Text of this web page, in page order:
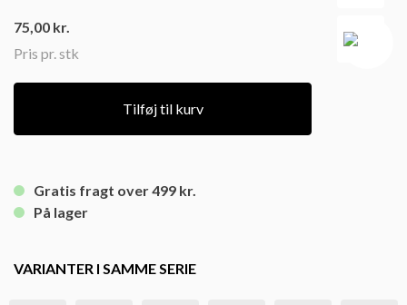
Pris pr. stk
75,00 kr.
Tilføj til kurv
Gratis fragt over 499 kr.
På lager
VARIANTER I SAMME SERIE